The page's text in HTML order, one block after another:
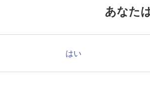
あなた
はい